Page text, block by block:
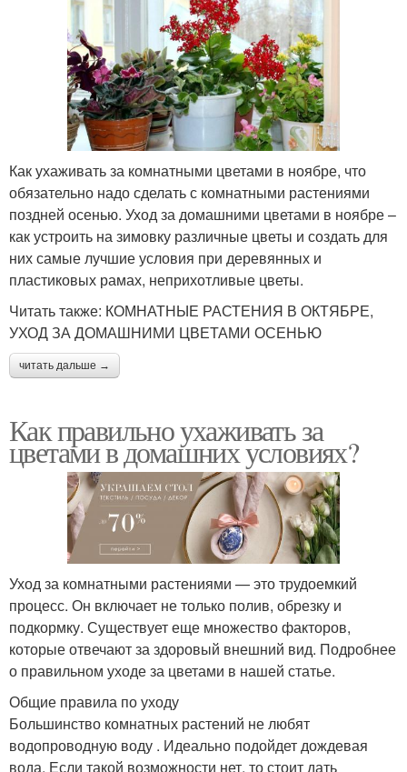
Как ухаживать за комнатными цветами в ноябре, что
обязательно надо сделать с комнатными растениями
поздней осенью. Уход за домашними цветами в ноябре –
как устроить на зимовку различные цветы и создать для
них самые лучшие условия при деревянных и
пластиковых рамах, неприхотливые цветы.
Читать также: КОМНАТНЫЕ РАСТЕНИЯ В ОКТЯБРЕ,
УХОД ЗА ДОМАШНИМИ ЦВЕТАМИ ОСЕНЬЮ
читать дальше →
Как правильно ухаживать за
цветами в домашних условиях?
Уход за комнатными растениями — это трудоемкий
процесс. Он включает не только полив, обрезку и
подкормку. Существует еще множество факторов,
которые отвечают за здоровый внешний вид. Подробнее
о правильном уходе за цветами в нашей статье.
Общие правила по уходу
Большинство комнатных растений не любят
водопроводную воду . Идеально подойдет дождевая
вода. Если такой возможности нет, то стоит дать